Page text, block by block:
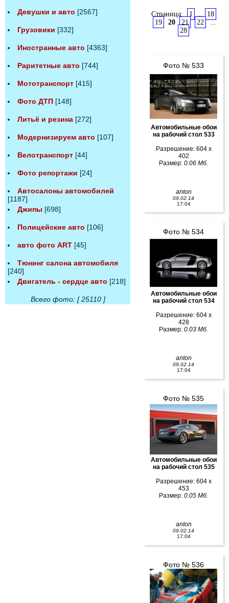
Девушки и авто [2567]
Грузовики [332]
Иностранные авто [4363]
Раритетные авто [744]
Мототранспорт [415]
Фото ДТП [148]
Литьё и резина [272]
Модернизируем авто [107]
Велотранспорт [44]
Фото репортажи [24]
Автосалоны автомобилей
[1187]
Джипы [698]
Полицейские авто [106]
авто фото ART [45]
Тюнинг салона автомобиля
[240]
Двигатель - сердце авто [218]
Всего фото: [ 25110 ]
Страница: 1 ...
18
19
20 21 22 ...
28
Фото № 533
Автомобильные обои
на рабочий стол 533
Разрешение: 604 x
402
Размер: 0.06 Мб.
anton
09.02.14
17:04
Фото № 534
Автомобильные обои
на рабочий стол 534
Разрешение: 604 x
428
Размер: 0.03 Мб.
anton
09.02.14
17:04
Фото № 535
Автомобильные обои
на рабочий стол 535
Разрешение: 604 x
453
Размер: 0.05 Мб.
anton
09.02.14
17:04
Фото № 536